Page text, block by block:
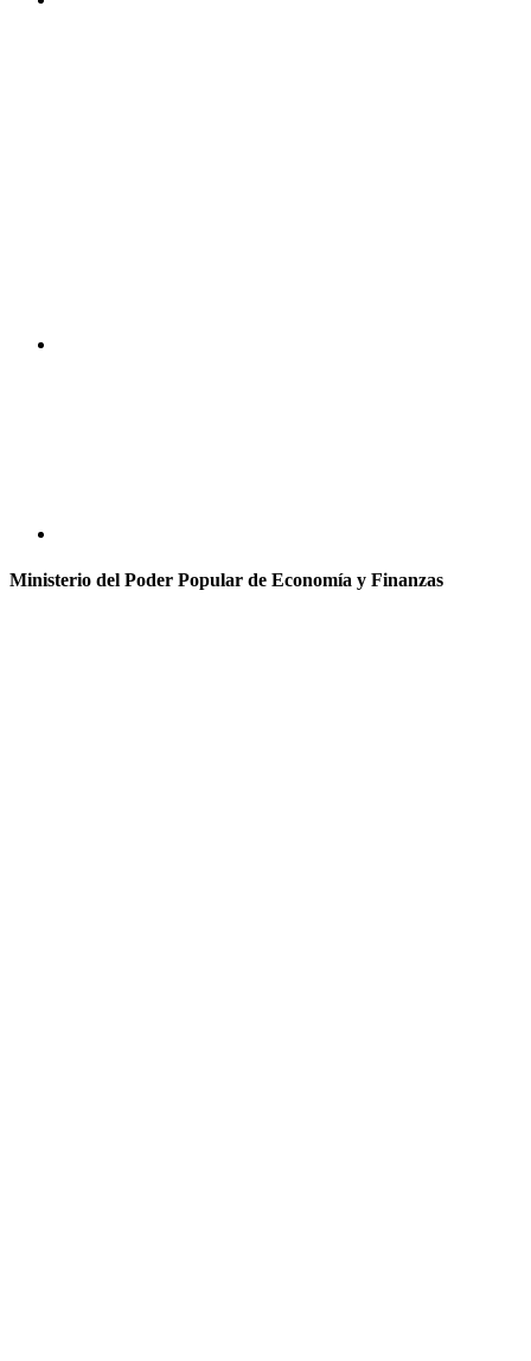
Ministerio del Poder Popular de Economía y Finanzas